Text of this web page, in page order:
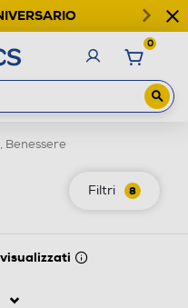
0
Benessere
Filtri 8